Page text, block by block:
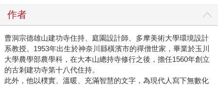
作者
曹洞宗德雄山建功寺住持、庭園設計師、多摩美術大學環境設計
系教授。1953年出生於神奈川縣橫濱市的禪僧世家，畢業於玉川
大學農學部農學科，在大本山總持寺修行之後，擔任1560年創立
的古剎建功寺第十八代住持。
此外，他以樸實、溫暖、充滿智慧的文字，為現代人寫下無數化